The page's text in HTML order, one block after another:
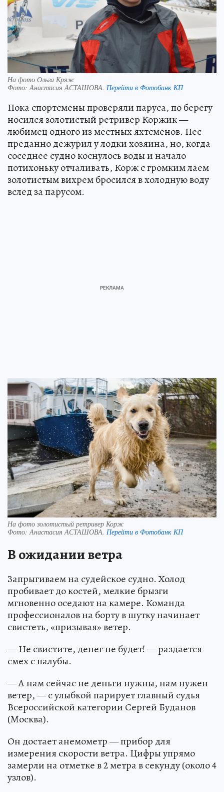
На фото Ольга Кряж
Фото:Анастасия АСТАШОВА. Перейти в Фотобанк КП
Пока спортсмены проверяли паруса, по берегу
носился золотистый ретривер Коржик —
любимец одного из местных яхтсменов. Пес
преданно дежурил у лодки хозяина, но, когда
соседнее судно коснулось воды и начало
потихоньку отчаливать, Корж с громким лаем
золотистым вихрем бросился в холодную воду
вслед за парусом.
На фото золотистый ретривер Корж
Фото:Анастасия АСТАШОВА. Перейти в Фотобанк КП
В ожидании ветра
Запрыгиваем на судейское судно. Холод
пробивает до костей, мелкие брызги
мгновенно оседают на камере. Команда
профессионалов на борту в шутку начинает
свистеть, «призывая» ветер.
— Не свистите, денег не будет! — раздается
смех с палубы.
— А нам сейчас не деньги нужны, нам нужен
ветер, — с улыбкой парирует главный судья
Всероссийской категории Сергей Буданов
(Москва).
Он достает анемометр — прибор для
измерения скорости ветра. Цифры упрямо
замерли на отметке в 2 метра в секунду (около 4
узлов).